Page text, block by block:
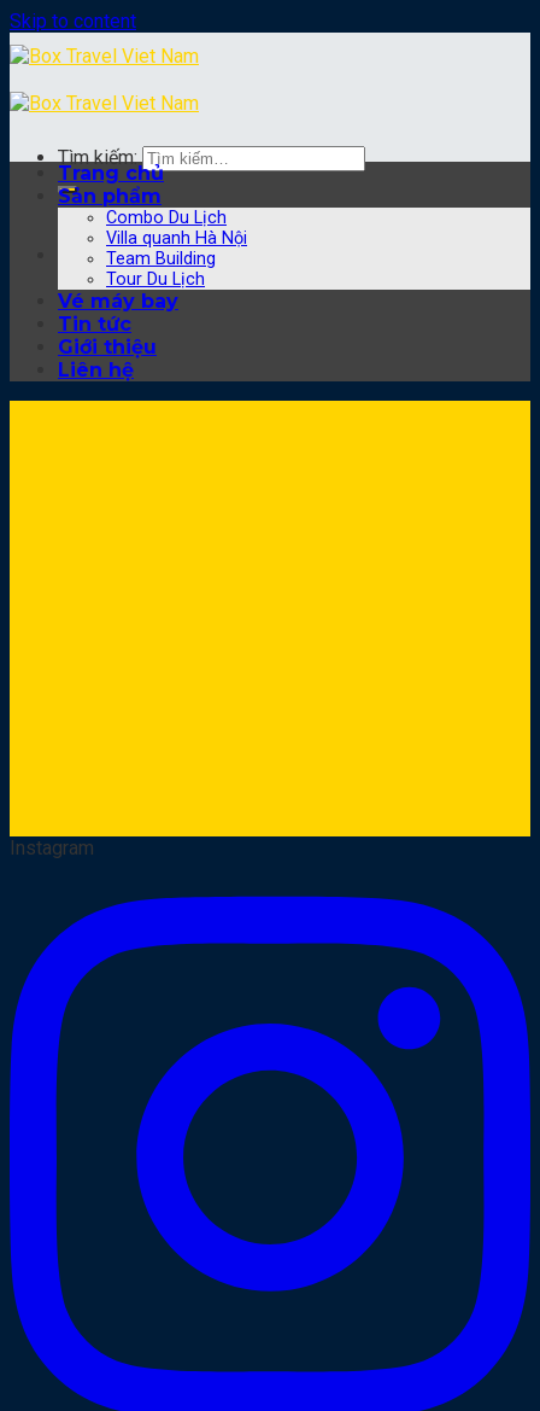
Skip to content
Tìm kiếm:
Trang chủ
Sản phẩm
Combo Du Lịch
Villa quanh Hà Nội
Team Building
Tour Du Lịch
Vé máy bay
Tin tức
Giới thiệu
Liên hệ
Instagram